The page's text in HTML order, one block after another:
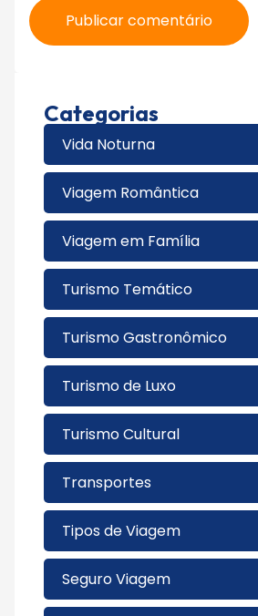
Categorias
Vida Noturna
Viagem Romântica
Viagem em Família
Turismo Temático
Turismo Gastronômico
Turismo de Luxo
Turismo Cultural
Transportes
Tipos de Viagem
Seguro Viagem